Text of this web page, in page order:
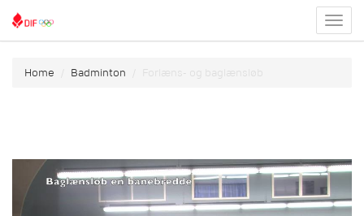
menu
Home Badminton Forlæns- og baglænsløb